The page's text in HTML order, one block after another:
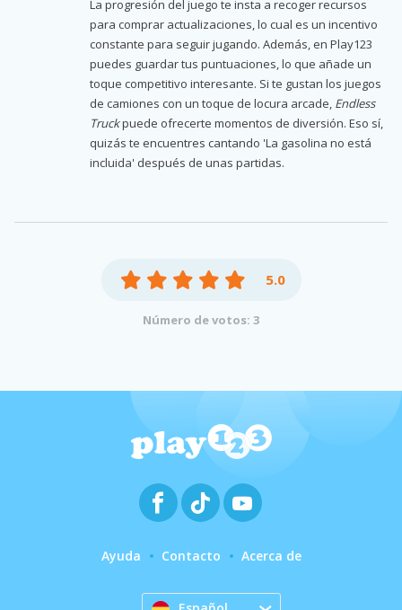
La progresión del juego te insta a recoger recursos
para comprar actualizaciones, lo cual es un incentivo
constante para seguir jugando. Además, en Play123
puedes guardar tus puntuaciones, lo que añade un
toque competitivo interesante. Si te gustan los juegos
de camiones con un toque de locura arcade, Endless
Truckpuede ofrecerte momentos de diversión. Eso sí,
quizás te encuentres cantando 'La gasolina no está
incluida' después de unas partidas.
5.0
Número de votos: 3
Ayuda Contacto Acerca de